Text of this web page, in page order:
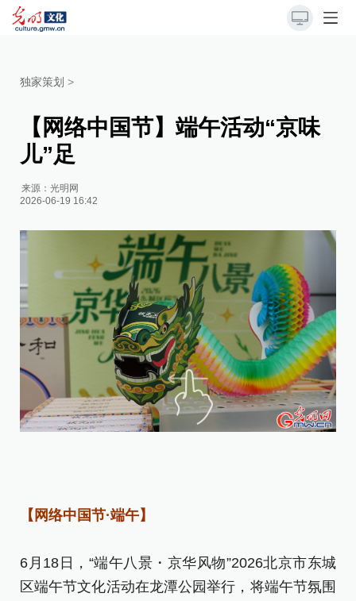
独家策划 >
【网络中国节】端午活动“京味
儿”足
来源：光明网
2026-06-19 16:42
【网络中国节·端午】
6月18日，“端午八景・京华风物”2026北京市东城
区端午节文化活动在龙潭公园举行，将端午节氛围